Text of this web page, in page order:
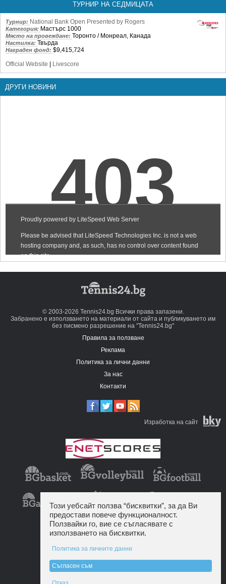
ТУРНИР НА СЕДМИЦАТА
Турнир: National Bank Open Presented by Rogers
Категория: Мастърс 1000
Място на провеждане: Торонто / Монреал, Канада
Настилка: Твърда
Награден фонд: $9,415,724
Official Website
Livescore
ДРУГИ НОВИНИ
© 2003-2026 Tennis24.bg Всички права запазени.
Забранено е използването на материали от сайта и публикуването им
без писмено разрешение на "Tennis24.bg"
Правила за ползване
Реклама
Политика за лични данни
За нас
Контакти
Изработка на сайт
Този уебсайт ползва “бисквитки”, за да Ви
предостави повече функционалност.
Ползвайки го, вие се съгласявате с
използването на бисквитки.
Политика за личните данни
Съгласен съм